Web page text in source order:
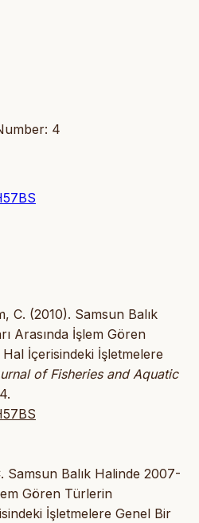
4
C. (2010). Samsun Balık
Arasında İşlem Gören
İçerisindeki İşletmelere
of Fisheries and Aquatic
Samsun Balık Halinde 2007-
Gören Türlerin
İşletmelere Genel Bir